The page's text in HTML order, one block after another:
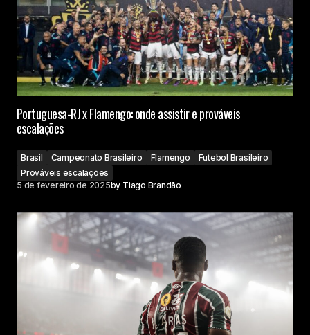
Portuguesa-RJ x Flamengo: onde assistir e prováveis
escalações
Brasil Campeonato Brasileiro Flamengo
Futebol Brasileiro
Prováveis escalações
5 de fevereiro de 2025by Tiago Brandão